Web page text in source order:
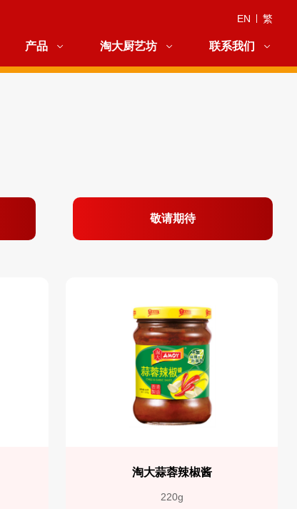
EN 繁
产品 淘大厨艺坊 联系我们
敬请期待
淘大蒜蓉辣椒酱
220g